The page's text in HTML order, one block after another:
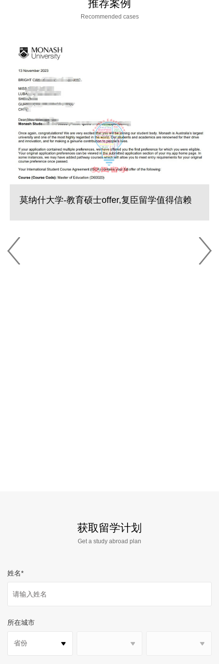
推荐案例
Recommended cases
莫纳什大学-教育硕士offer,复臣留学值得信赖
获取留学计划
Get a study abroad plan
姓名*
所在城市